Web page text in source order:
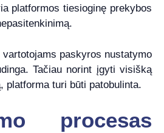
platformos tiesioginę prekybos
paskyros nustatymo
Tačiau norint įgyti visišką
platforma turi būti patobulinta.
procesas